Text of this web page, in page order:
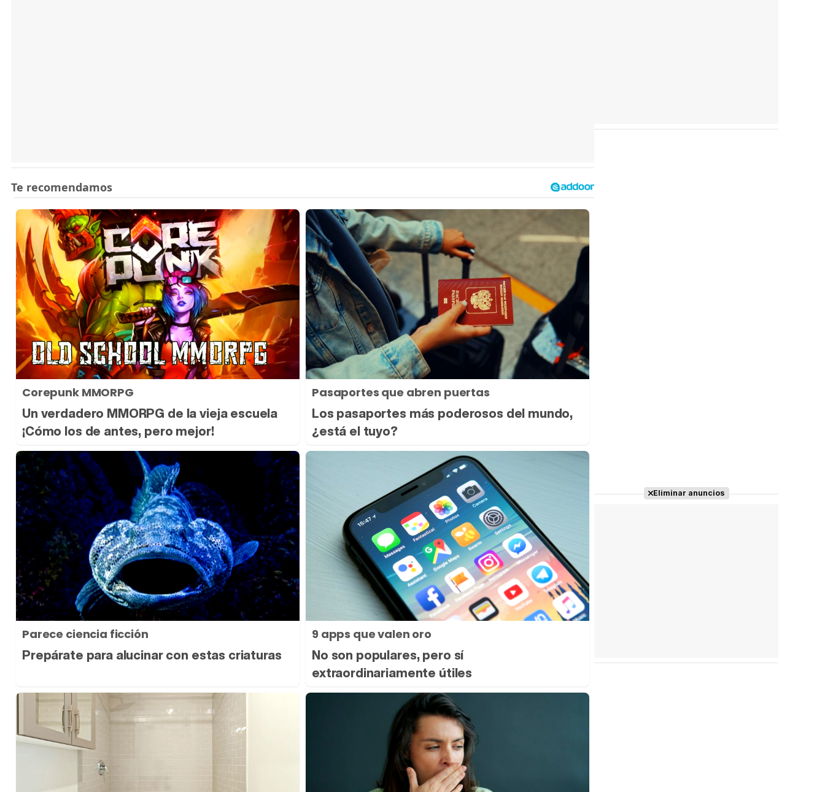
Corepunk MMORPG
Un verdadero MMORPG de la vieja escuela
¡Cómo los de antes, pero mejor!
Pasaportes que abren puertas
Los pasaportes más poderosos del mundo,
¿está el tuyo?
Parece ciencia ficción
Prepárate para alucinar con estas criaturas
9 apps que valen oro
No son populares, pero sí
extraordinariamente útiles
Eliminar anuncios